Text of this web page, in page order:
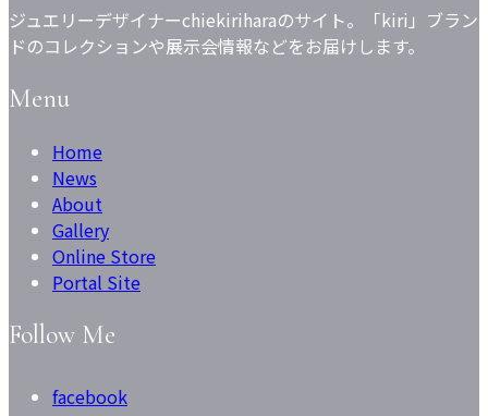
ジュエリーデザイナーchiekiriharaのサイト。「kiri」ブラン
ドのコレクションや展示会情報などをお届けします。
Menu
Home
News
About
Gallery
Online Store
Portal Site
Follow Me
facebook